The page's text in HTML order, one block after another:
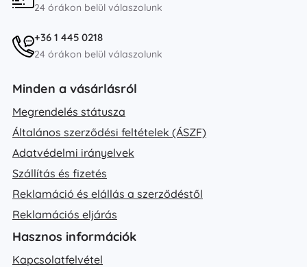
24 órákon belül válaszolunk
+36 1 445 0218
24 órákon belül válaszolunk
Minden a vásárlásról
Megrendelés státusza
Általános szerződési feltételek (ÁSZF)
Adatvédelmi irányelvek
Szállítás és fizetés
Reklamáció és elállás a szerződéstől
Reklamációs eljárás
Hasznos információk
Kapcsolatfelvétel